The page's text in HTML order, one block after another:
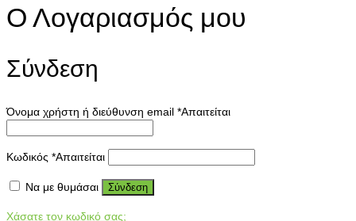
Ο Λογαριασμός μου
Σύνδεση
Όνομα χρήστη ή διεύθυνση email *Απαιτείται
Κωδικός *Απαιτείται
Να με θυμάσαι Σύνδεση
Χάσατε τον κωδικό σας;